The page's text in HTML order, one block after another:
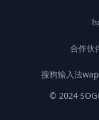
合作伙
搜狗输入法
© 2024